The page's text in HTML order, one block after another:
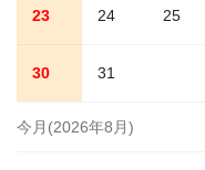
今月(2026年8月)
23 24 25
30 31